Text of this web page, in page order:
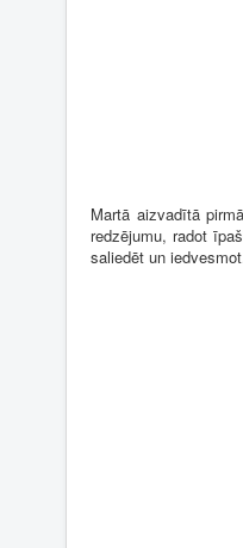
Martā aizvadītā
redzējumu, radot
saliedēt un